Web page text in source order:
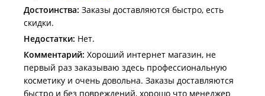
Достоинства: Заказы доставляются быстро, есть
скидки.
Недостатки: Нет.
Комментарий: Хороший интернет магазин, не
первый раз заказываю здесь профессиональную
косметику и очень довольна. Заказы доставляются
быстро и без повреждений, хорошо что менеджер